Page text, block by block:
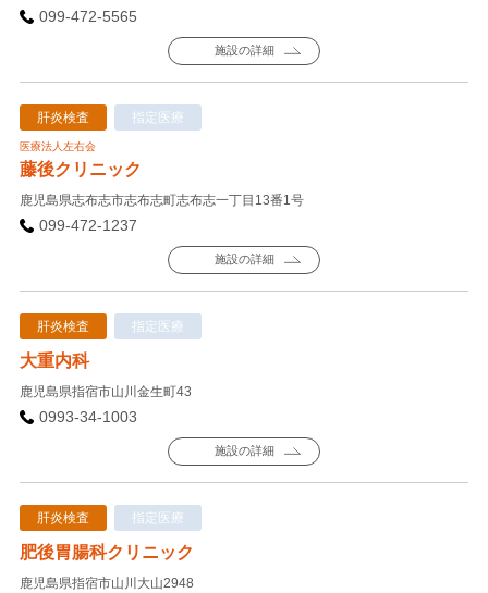
099-472-5565
施設の詳細
肝炎検査 指定医療
医療法人左右会
藤後クリニック
鹿児島県志布志市志布志町志布志一丁目13番1号
099-472-1237
施設の詳細
肝炎検査 指定医療
大重内科
鹿児島県指宿市山川金生町43
0993-34-1003
施設の詳細
肝炎検査 指定医療
肥後胃腸科クリニック
鹿児島県指宿市山川大山2948